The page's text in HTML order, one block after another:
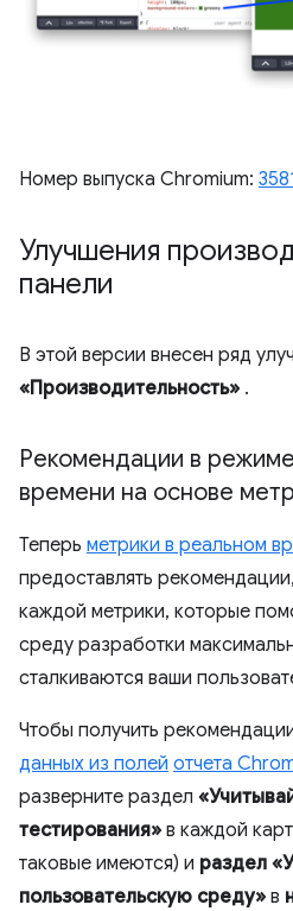
Номер выпуска Chromium:
Улучшения
панели
В этой версии внесен ряд
«Производительность» .
Рекомендации в
времени на основе
Теперь метрики в реальном
предоставлять
каждой метрики, которые
среду разработки
сталкиваются ваши
Чтобы получить
данных из полей отчета
разверните раздел
тестирования» в каждой
таковые имеются) и раздел
пользовательскую среду» в